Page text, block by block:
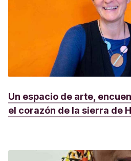
Un espacio de arte,
el corazón de la sierra de